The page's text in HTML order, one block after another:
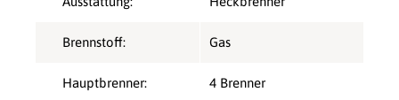
Brennstoff: Gas
Hauptbrenner: 4 Brenner